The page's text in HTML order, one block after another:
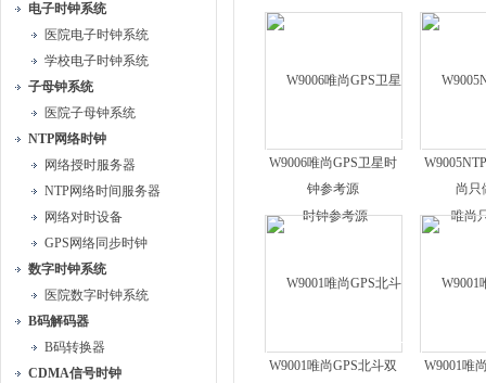
电子时钟系统
医院电子时钟系统
学校电子时钟系统
子母钟系统
医院子母钟系统
NTP网络时钟
网络授时服务器
NTP网络时间服务器
网络对时设备
GPS网络同步时钟
数字时钟系统
医院数字时钟系统
B码解码器
B码转换器
CDMA信号时钟
W9006唯尚GPS卫星时
钟参考源
尚只
W9001唯尚GPS北斗双
W9001唯